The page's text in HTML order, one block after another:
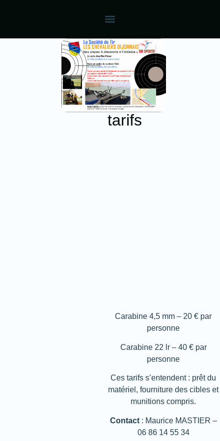
tarifs
Carabine 4,5 mm – 20 € par
personne
Carabine 22 lr – 40 € par
personne
Ces tarifs s’entendent : prêt du
matériel, fourniture des cibles et
munitions compris.
Contact : Maurice MASTIER –
06 86 14 55 34